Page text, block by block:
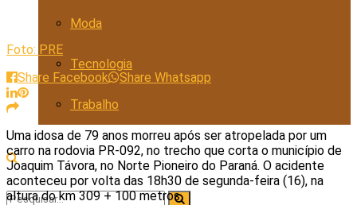
Moda
Tecnologia
Trabalho
Foto: PRE
Share Facebook
Share Whatsapp
Uma idosa de 79 anos morreu após ser atropelada por um
carro na rodovia PR-092, no trecho que corta o município de
Joaquim Távora, no Norte Pioneiro do Paraná. O acidente
aconteceu por volta das 18h30 de segunda-feira (16), na
altura do km 309 + 100 metros.